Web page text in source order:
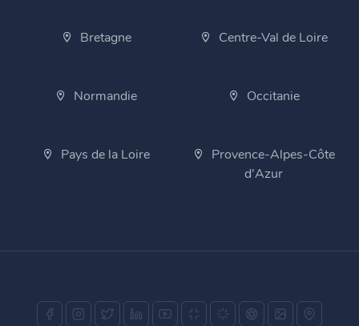
Bretagne Centre-Val de Loire
Normandie Occitanie
Pays de la Loire
Provence-Alpes-Côte
d'Azur